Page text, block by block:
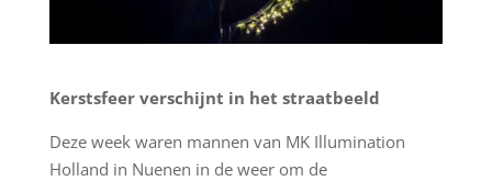
Kerstsfeer verschijnt in het straatbeeld
Deze week waren mannen van MK Illumination
Holland in Nuenen in de weer om de